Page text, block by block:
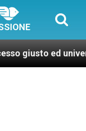
universale ai